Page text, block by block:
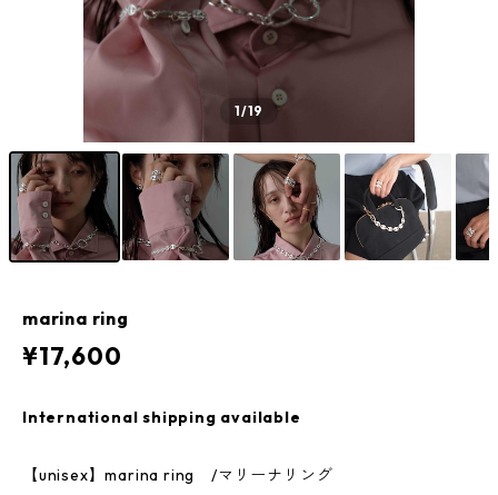
1/19
marina ring
¥17,600
International shipping available
【unisex】marina ring /マリーナリング